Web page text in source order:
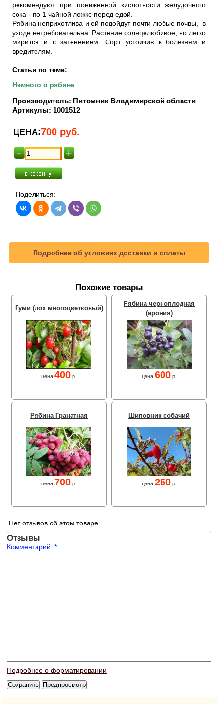
рекомендуют при пониженной кислотности желудочного
сока - по 1 чайной ложке перед едой.
Рябина неприхотлива и ей подойдут почти любые почвы, в
уходе нетребовательна. Растение солнцелюбивое, но легко
мирится и с затенением. Сорт устойчив к болезням и
вредителям.
Статьи по теме:
Немного о рябине
Производитель: Питомник Владимирской области
Артикулы: 1001512
ЦЕНА:700 руб.
Поделиться:
Подробнее об условиях доставки и оплаты
Похожие товары
Гуми (лох многоцветковый)
цена 400 р.
Рябина черноплодная
(арония)
цена 600 р.
Рябина Гранатная
цена 700 р.
Шиповник собачий
цена 250 р.
Нет отзывов об этом товаре
Отзывы
Комментарий: *
Подробнее о форматировании